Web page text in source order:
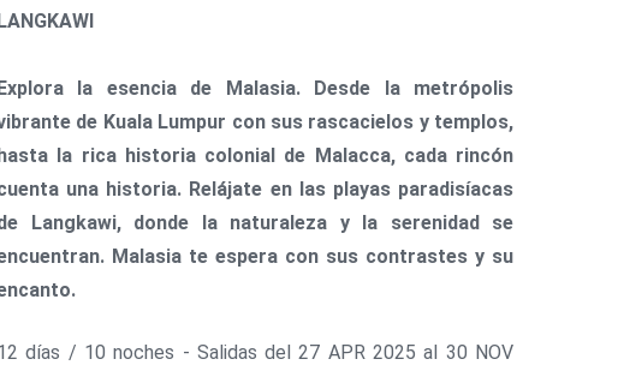
la esencia de Malasia. Desde la metrópolis
de Kuala Lumpur con sus rascacielos y templos,
la rica historia colonial de Malacca, cada rincón
una historia. Relájate en las playas paradisíacas
Langkawi, donde la naturaleza y la serenidad se
Malasia te espera con sus contrastes y su
días / 10 noches - Salidas del 27 APR 2025 al 30 NOV